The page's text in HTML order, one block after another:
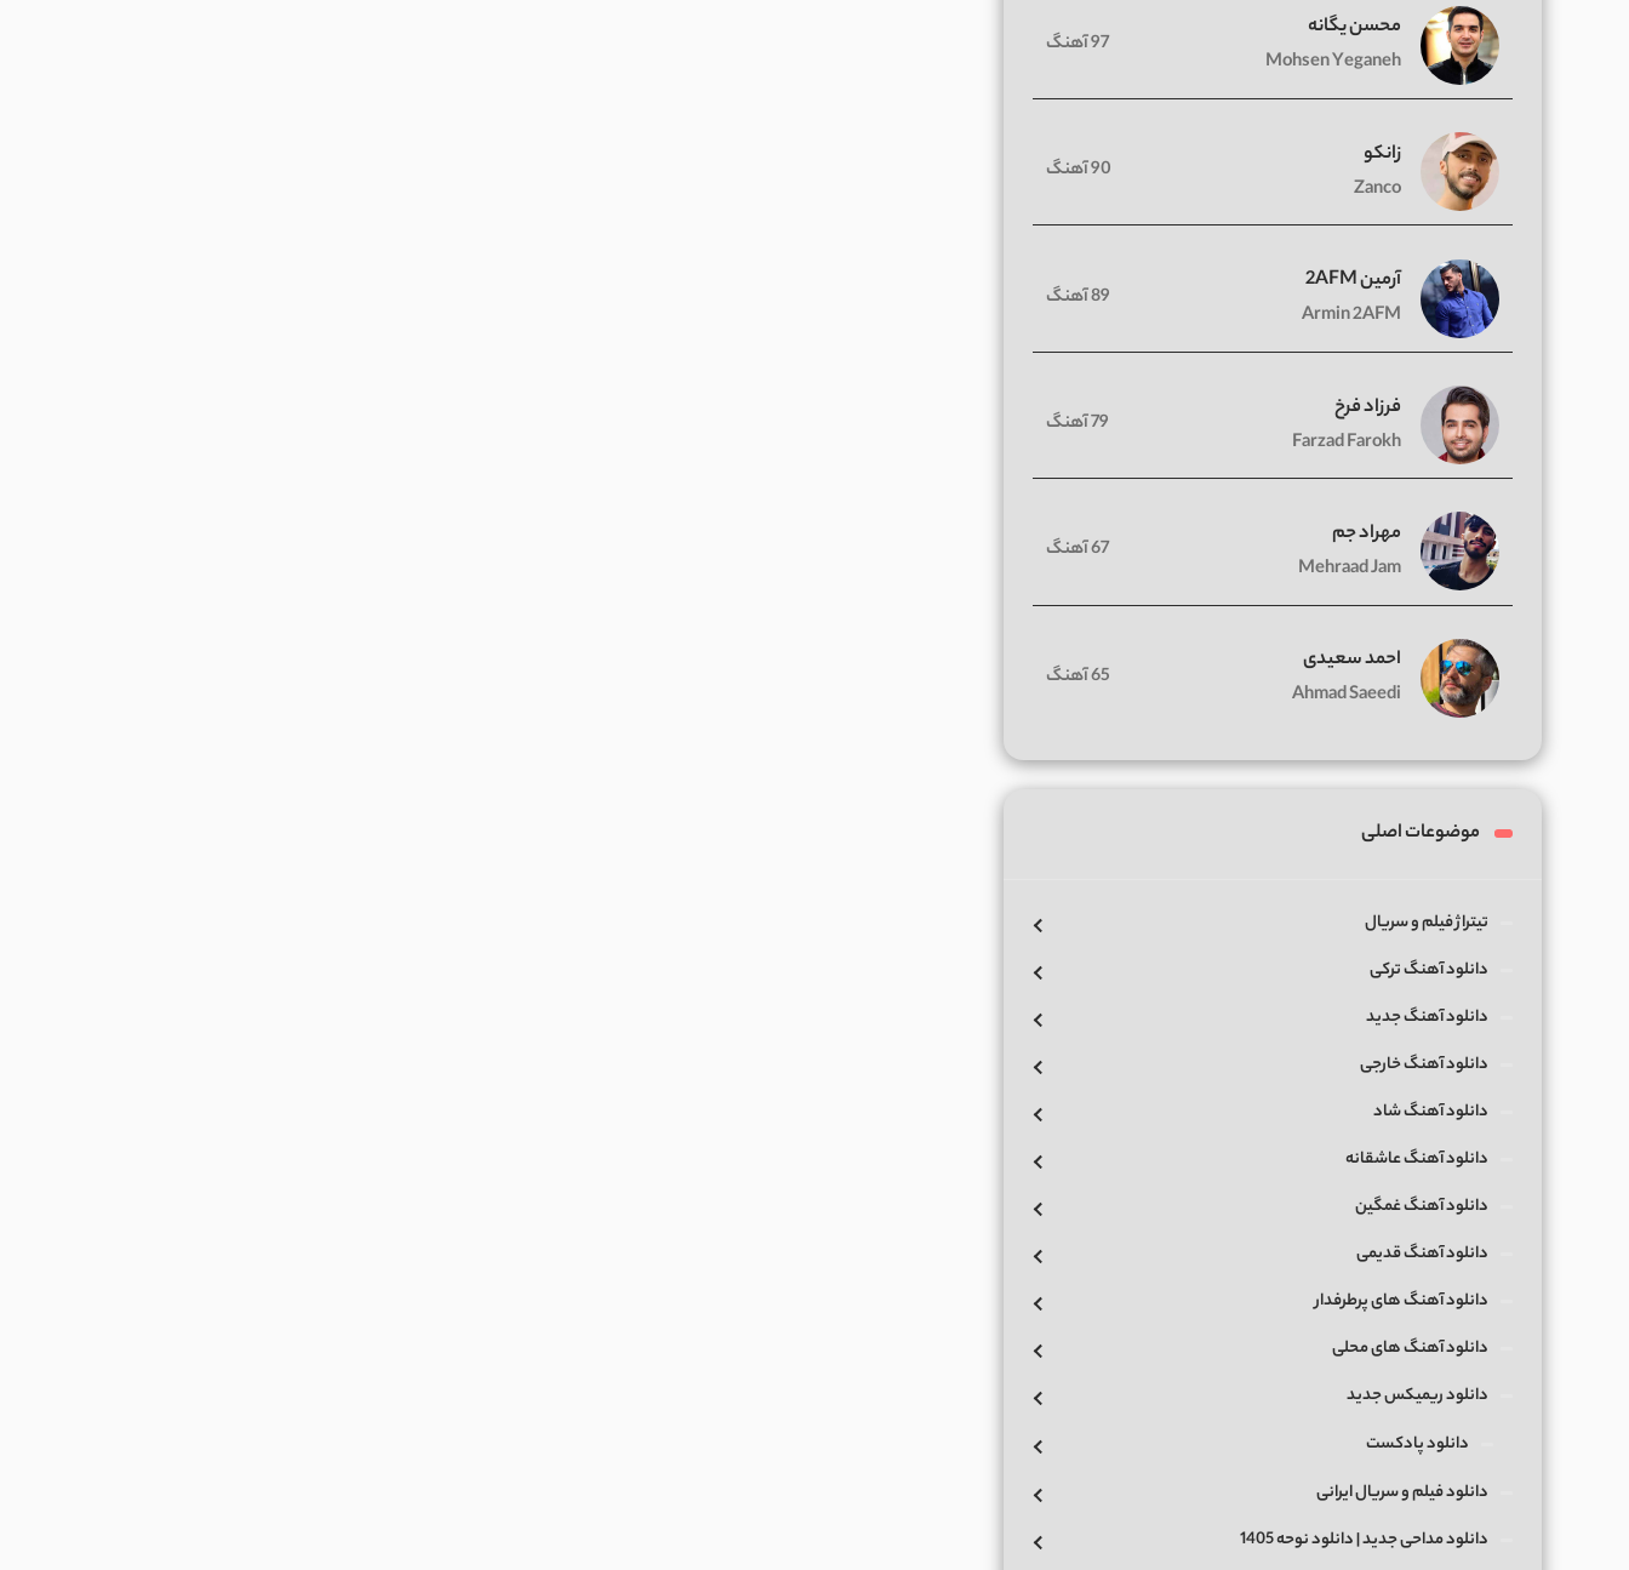
محسن یگانه
Mohsen Yeganeh
97 آهنگ
زانکو
Zanco
90 آهنگ
آرمین 2AFM
Armin 2AFM
89 آهنگ
فرزاد فرخ
Farzad Farokh
79 آهنگ
مهراد جم
Mehraad Jam
67 آهنگ
احمد سعیدی
Ahmad Saeedi
65 آهنگ
موضوعات اصلی
تیتراژ فیلم و سریال
دانلود آهنگ ترکی
دانلود آهنگ جدید
دانلود آهنگ خارجی
دانلود آهنگ شاد
دانلود آهنگ عاشقانه
دانلود آهنگ غمگین
دانلود آهنگ قدیمی
دانلود آهنگ های پرطرفدار
دانلود آهنگ های محلی
دانلود ریمیکس جدید
دانلود پادکست
دانلود فیلم و سریال ایرانی
دانلود مداحی جدید | دانلود نوحه 1405